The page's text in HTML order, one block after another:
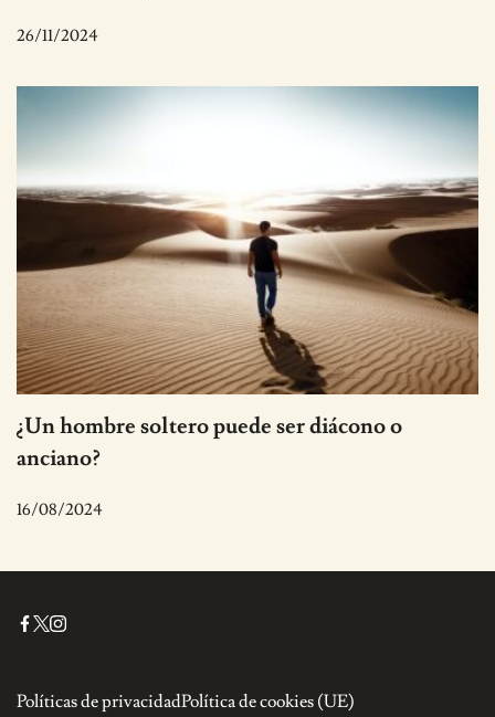
26/11/2024
¿Un hombre soltero puede ser diácono o
anciano?
16/08/2024
Políticas de privacidadPolítica de cookies (UE)